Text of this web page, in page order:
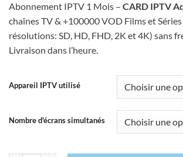
prix :
11,99 €
à
Abonnement IPTV 1 Mois – CARD IPTV
chaînes TV & +100000 VOD Films et
résolutions: SD, HD, FHD, 2K et 4K) sans
Livraison dans l’heure.
Appareil IPTV utilisé
Nombre d'écrans simultanés